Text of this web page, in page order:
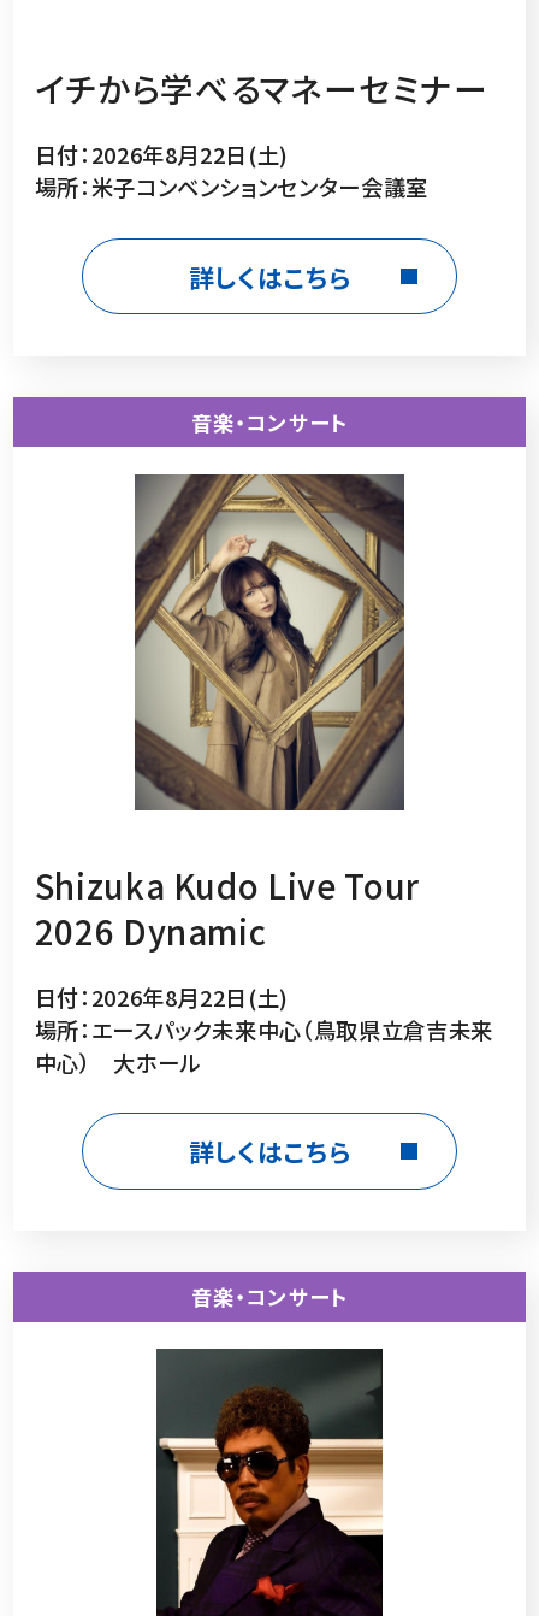
イチから学べるマネーセミナー
日付：2026年8月22日(土)
場所：米子コンベンションセンター会議室
詳しくはこちら
音楽・コンサート
Shizuka Kudo Live Tour
2026 Dynamic
日付：2026年8月22日(土)
場所：エースパック未来中心（鳥取県立倉吉未来
中心） 大ホール
詳しくはこちら
音楽・コンサート